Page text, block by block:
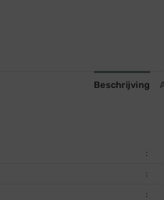
Beschrijving
:
:
: